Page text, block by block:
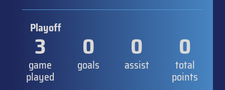
Playoff
3
game
played
0
goals
0
assist
0
total
points